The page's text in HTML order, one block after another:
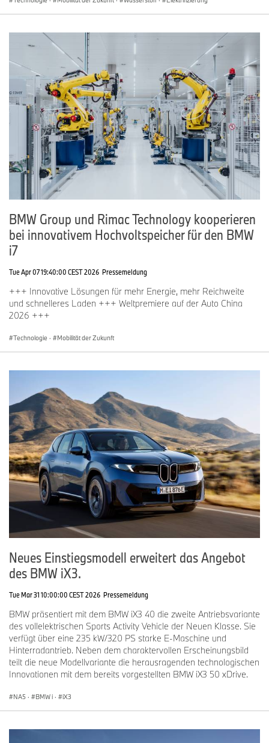
BMW Group und Rimac Technology kooperieren
bei innovativem Hochvoltspeicher für den BMW
i7
Tue Apr 07 19:40:00 CEST 2026 Pressemeldung
+++ Innovative Lösungen für mehr Energie, mehr Reichweite
und schnelleres Laden +++ Weltpremiere auf der Auto China
2026 +++
Technologie · Mobilität der Zukunft
Neues Einstiegsmodell erweitert das Angebot
des BMW iX3.
Tue Mar 31 10:00:00 CEST 2026 Pressemeldung
BMW präsentiert mit dem BMW iX3 40 die zweite Antriebsvariante
des vollelektrischen Sports Activity Vehicle der Neuen Klasse. Sie
verfügt über eine 235 kW/320 PS starke E-Maschine und
Hinterradantrieb. Neben dem charaktervollen Erscheinungsbild
teilt die neue Modellvariante die herausragenden technologischen
Innovationen mit dem bereits vorgestellten BMW iX3 50 xDrive.
NA5 · BMW i · iX3